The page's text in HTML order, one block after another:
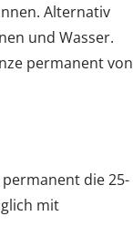
Alternativ
und Wasser.
permanent von
die 25-
mit